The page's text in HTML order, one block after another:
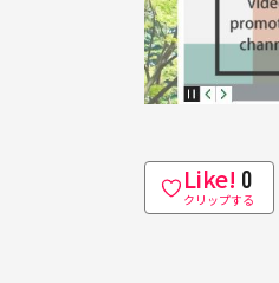
Like! 0
クリップする